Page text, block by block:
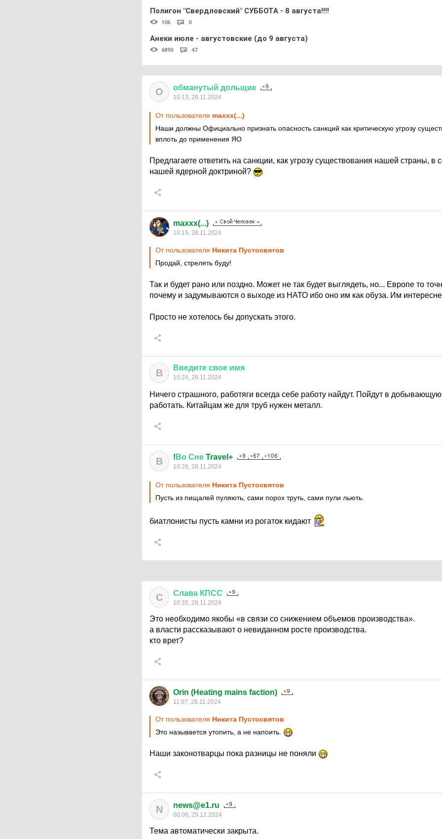
Полигон "Свердловский" СУББОТА - 8 августа!!!!
106 0
Анеки июле - августовские (до 9 августа)
6890 47
О обманутый дольщик
10:13, 28.11.2024
От пользователя maxxx(...)
Наши должны Официально признать опасность санкций как критическую угрозу
вплоть до применения ЯО
Предлагаете ответить на санкции, как угрозу существования нашей страны, в
нашей ядерной доктриной?
maxxx(...)
10:15, 28.11.2024
От пользователя Никита Пустосвятов
Продай, стрелять буду!
Так и будет рано или поздно. Может не так будет выглядеть, но... Европе то
почему и задумываются о выходе из НАТО ибо оно им как обуза. Им
Просто не хотелось бы допускать этого.
В Введите свое имя
10:24, 28.11.2024
Ничего страшного, работяги всегда себе работу найдут. Пойдут в
работать. Китайцам же для труб нужен металл.
В ! Во Сне Travel+
10:26, 28.11.2024
От пользователя Никита Пустосвятов
Пусть из пищалей пуляють, сами порох труть, сами пули льють.
биатлонисты пусть камни из рогаток кидают
С Слава КПСС
10:35, 28.11.2024
Это необходимо якобы «в связи со снижением объемов производства».
а власти рассказывают о невиданном росте производства.
кто врет?
Orin (Heating mains faction)
11:07, 28.11.2024
От пользователя Никита Пустосвятов
Это называется утопить, а не напоить.
Наши законотварцы пока разницы не поняли
N news@e1.ru
00:08, 29.12.2024
Тема автоматически закрыта.